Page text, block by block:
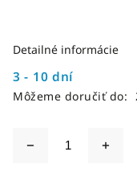
3 - 10 dní
Môžeme doručiť do:
Detailné informácie